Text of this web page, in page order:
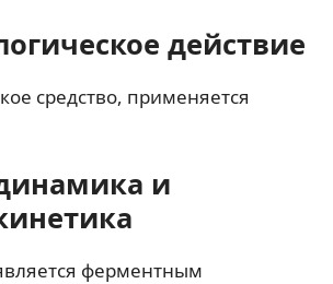
действие
средство, применяется
и
ферментным